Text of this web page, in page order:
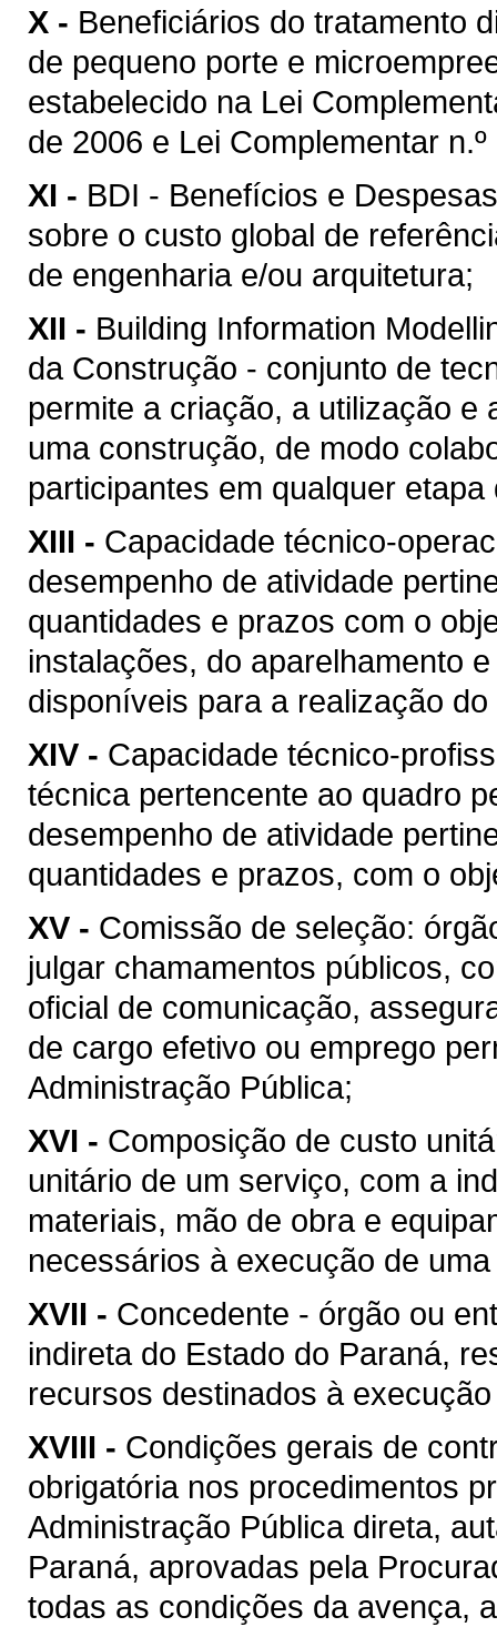
X - Beneficiários do tratamento
de pequeno porte e
estabelecido na Lei
de 2006 e Lei Complementar
XI - BDI - Benefícios e
sobre o custo global de
de engenharia e/ou arquitetura;
XII - Building Information
da Construção - conjunto de
permite a criação, a utilização e
uma construção, de modo
participantes em qualquer
XIII - Capacidade técnico-
desempenho de atividade
quantidades e prazos com o
instalações, do aparelhamento
disponíveis para a realização
XIV - Capacidade técnico-
técnica pertencente ao quadro
desempenho de atividade
quantidades e prazos, com o
XV - Comissão de seleção:
julgar chamamentos públicos,
oficial de comunicação,
de cargo efetivo ou emprego
Administração Pública;
XVI - Composição de custo
unitário de um serviço, com a
materiais, mão de obra e
necessários à execução de
XVII - Concedente - órgão ou
indireta do Estado do Paraná,
recursos destinados à
XVIII - Condições gerais de
obrigatória nos procedimentos
Administração Pública direta,
Paraná, aprovadas pela
todas as condições da avença,